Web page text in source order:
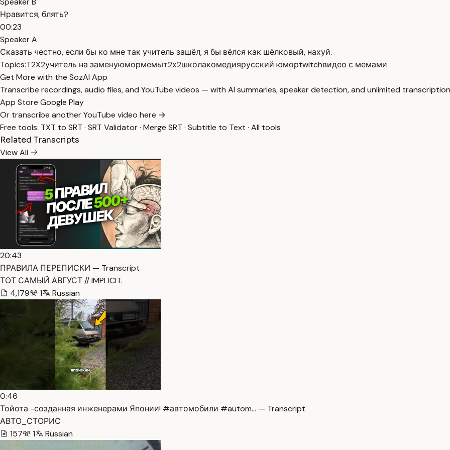
Нравится, блять?
00:23
Speaker A
Сказать честно, если бы ко мне так учитель зашёл, я бы вёлся как шёлковый, нахуй.
Topics:T2X2учитель на заменуюмормемыт2х2школакомедиярусский юморtwitchвидео с мемами
Get More with the SozAI App
Transcribe recordings, audio files, and YouTube videos — with AI summaries, speaker detection, and unlimited
App Store Google Play
Or transcribe another YouTube video here →
Free tools: TXT to SRT · SRT Validator· Merge SRT · Subtitle to Text · All tools
Related Transcripts
View All
20:43
ПРАВИЛА ПЕРЕПИСКИ — Transcript
ТОТ САМЫЙ АВГУСТ // IMPLICIT.
4,179
1 Russian
0:46
Тойота -созданная инженерами Японии! #автомобили #autom… — Transcript
АВТО_СТОРИС
157
1 Russian